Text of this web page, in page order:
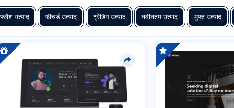
फ्लैश उत्पाद फीचर्ड उत्पाद ट्रेंडिंग उत्पाद नवीनतम उत्पाद मुफ्त उत्पाद